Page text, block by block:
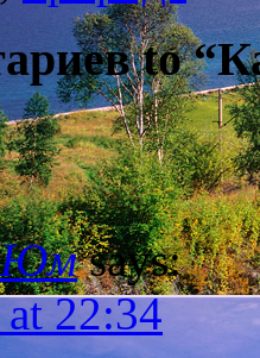
to
Юм says:
22:34